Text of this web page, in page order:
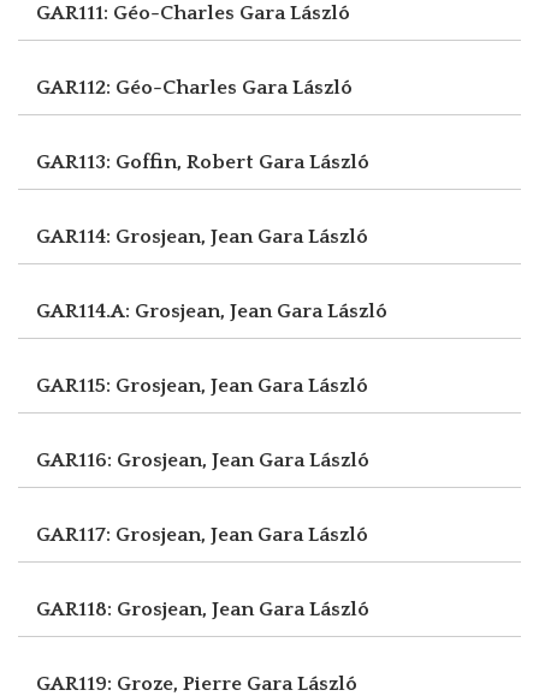
GAR111: Géo-Charles Gara László
GAR112: Géo-Charles Gara László
GAR113: Goffin, Robert Gara László
GAR114: Grosjean, Jean Gara László
GAR114.A: Grosjean, Jean Gara László
GAR115: Grosjean, Jean Gara László
GAR116: Grosjean, Jean Gara László
GAR117: Grosjean, Jean Gara László
GAR118: Grosjean, Jean Gara László
GAR119: Groze, Pierre Gara László